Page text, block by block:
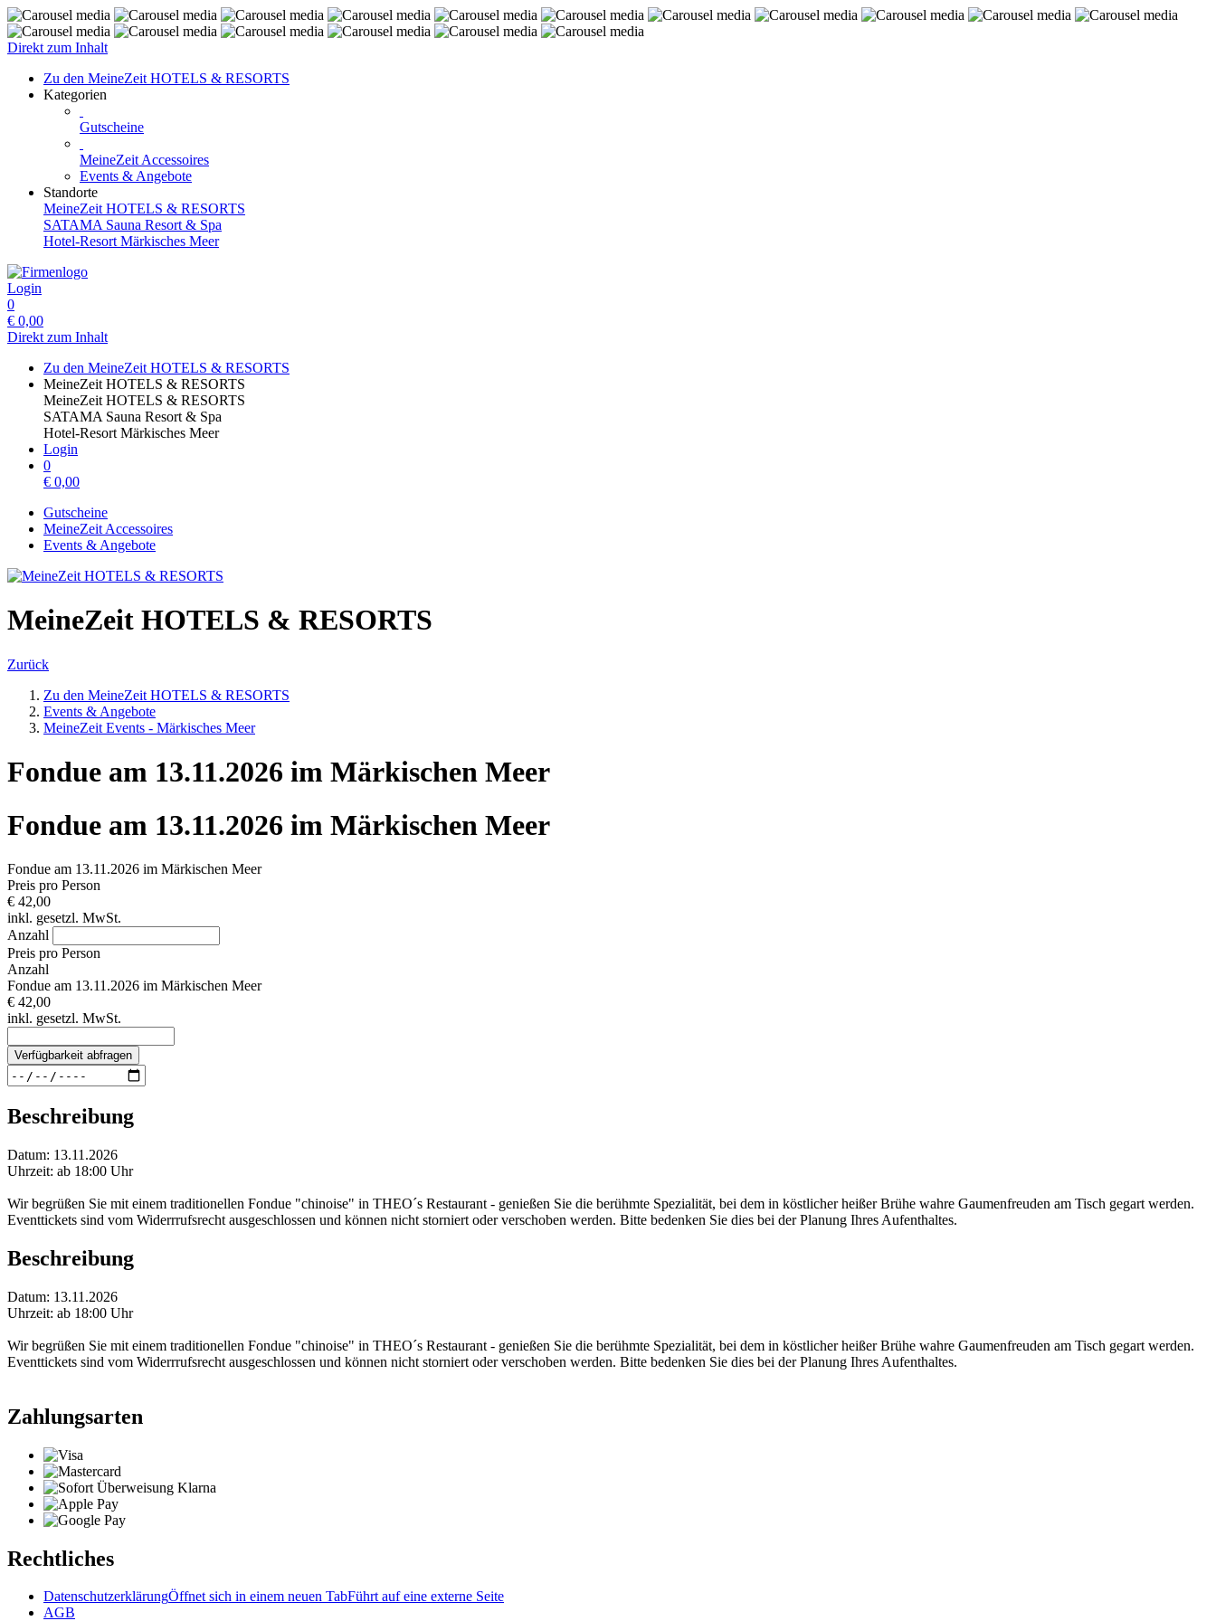
Direkt zum Inhalt
Zu den MeineZeit HOTELS & RESORTS
Kategorien
Gutscheine
MeineZeit Accessoires
Events & Angebote
Standorte
MeineZeit HOTELS & RESORTS
SATAMA Sauna Resort & Spa
Hotel-Resort Märkisches Meer
Login
0
€ 0,00
Direkt zum Inhalt
Zu den MeineZeit HOTELS & RESORTS
MeineZeit HOTELS & RESORTS
MeineZeit HOTELS & RESORTS
SATAMA Sauna Resort & Spa
Hotel-Resort Märkisches Meer
Login
0
€ 0,00
Gutscheine
MeineZeit Accessoires
Events & Angebote
MeineZeit HOTELS & RESORTS
Zurück
Zu den MeineZeit HOTELS & RESORTS
Events & Angebote
MeineZeit Events - Märkisches Meer
Fondue am 13.11.2026 im Märkischen Meer
Fondue am 13.11.2026 im Märkischen Meer
Fondue am 13.11.2026 im Märkischen Meer
Preis pro Person
€ 42,00
inkl. gesetzl. MwSt.
Anzahl
Preis pro Person
Anzahl
Fondue am 13.11.2026 im Märkischen Meer
€ 42,00
inkl. gesetzl. MwSt.
Verfügbarkeit abfragen
Beschreibung
Datum: 13.11.2026
Uhrzeit: ab 18:00 Uhr
Wir begrüßen Sie mit einem traditionellen Fondue "chinoise" in THEO´s Restaurant - genießen Sie die berühmte Spezialität, bei dem in köstlicher heißer Brühe wahre Gaumenfreuden am Tisch gegart werden.
Eventtickets sind vom Widerrrufsrecht ausgeschlossen und können nicht storniert oder verschoben werden. Bitte bedenken Sie dies bei der Planung Ihres Aufenthaltes.
Beschreibung
Datum: 13.11.2026
Uhrzeit: ab 18:00 Uhr
Wir begrüßen Sie mit einem traditionellen Fondue "chinoise" in THEO´s Restaurant - genießen Sie die berühmte Spezialität, bei dem in köstlicher heißer Brühe wahre Gaumenfreuden am Tisch gegart werden.
Eventtickets sind vom Widerrrufsrecht ausgeschlossen und können nicht storniert oder verschoben werden. Bitte bedenken Sie dies bei der Planung Ihres Aufenthaltes.
Zahlungsarten
Rechtliches
DatenschutzerklärungÖffnet sich in einem neuen TabFührt auf eine externe Seite
AGB